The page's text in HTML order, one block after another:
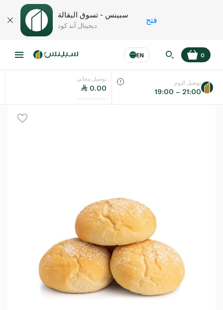
سبينس - تسوق البقالة
ديجيتال آند كود
فتح
EN
اللغة عر
0
توصيل مجاني
0.00
توصيل اليوم
19:00 – 21:00